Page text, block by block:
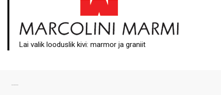
Lai valik looduslik kivi: marmor ja graniit